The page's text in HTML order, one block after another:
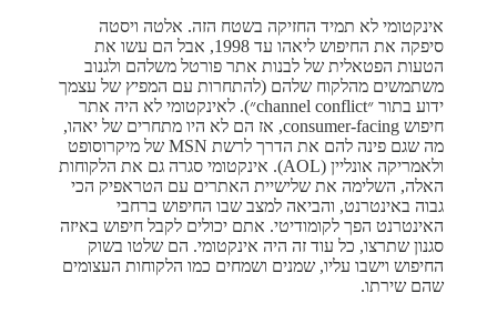
אינקטומי לא תמיד החזיקה בשטח הזה. אלטה ויסטה
סיפקה את החיפוש ליאהו עד 1998, אבל הם עשו את
הטעות הפטאלית של לבנות אתר פורטל משלהם ולגנוב
משתמשים מהלקוח שלהם (להתחרות עם המפיץ של עצמך
ידוע בתור ״channel conflict״). לאינקטומי לא היה אתר
חיפוש consumer-facing, אז הם לא היו מתחרים של יאהו,
מה שגם פינה להם את הדרך לרשת MSN של מיקרוסופט
ולאמריקה אונליין (AOL). אינקטומי סגרה גם את הלקוחות
האלה, השלימה את שלישיית האתרים עם הטראפיק הכי
גבוה באינטרנט, והביאה למצב שבו החיפוש ברחבי
האינטרנט הפך לקומודיטי. אתם יכולים לקבל חיפוש באיזה
סגנון שתרצו, כל עוד זה היה אינקטומי. הם שלטו בשוק
החיפוש וישבו עליו, שמנים ושמחים כמו הלקוחות העצומים
שהם שירתו.